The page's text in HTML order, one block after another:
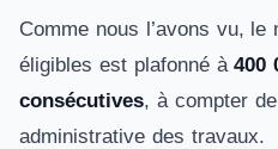
Comme nous l’avons vu, le
éligibles est plafonné à400
consécutives, à compter
administrative des travaux.